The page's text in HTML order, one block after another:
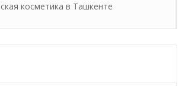
косметика в Ташкенте